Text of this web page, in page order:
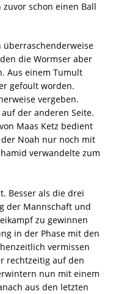
schon einen Ball
überraschenderweise
die Wormser aber
Aus einem Tumult
gefoult worden.
vergeben.
der anderen Seite.
Maas Ketz bedient
Noah nur noch mit
verwandelte zum
Besser als die drei
der Mannschaft und
zu gewinnen
in der Phase mit den
vermissen
rechtzeitig auf den
nun mit einem
aus den letzten